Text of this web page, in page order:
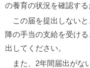
の養育の状況を確認する
この届を提出しないと
降の手当の支給を受け
出してください。
また、2年間届出がな